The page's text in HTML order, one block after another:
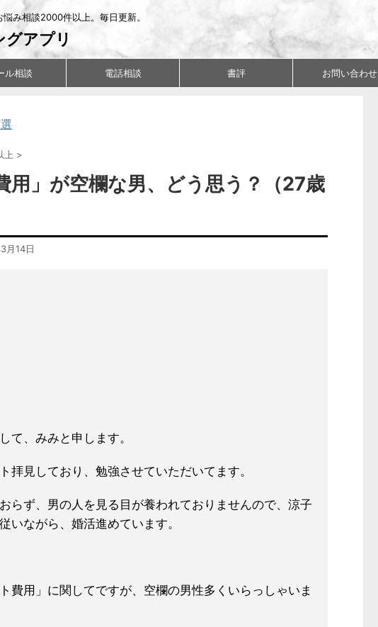
み相談2000件以上。毎日更新。
グアプリ
ル相談 電話相談 書評 お問い合わせ
上 >
用」が空欄な男、どう思う？（27歳
月14日
て、みみと申します。
拝見しており、勉強させていただいてます。
らず、男の人を見る目が養われておりませんので、涼子
いながら、婚活進めています。
費用」に関してですが、空欄の男性多くいら っしゃいま